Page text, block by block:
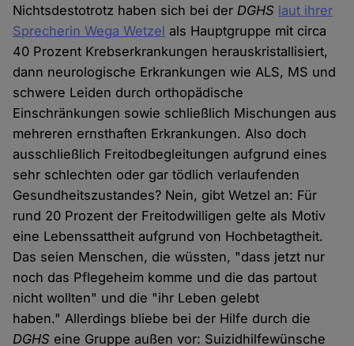
Nichtsdestotrotz haben sich bei derDGHS laut ihrer
Sprecherin Wega Wetzel als Hauptgruppe mit circa
40 Prozent Krebserkrankungen herauskristallisiert,
dann neurologische Erkrankungen wie ALS, MS und
schwere Leiden durch orthopädische
Einschränkungen sowie schließlich Mischungen aus
mehreren ernsthaften Erkrankungen. Also doch
ausschließlich Freitodbegleitungen aufgrund eines
sehr schlechten oder gar tödlich verlaufenden
Gesundheitszustandes? Nein, gibt Wetzel an: Für
rund 20 Prozent der Freitodwilligen gelte als Motiv
eine Lebenssattheit aufgrund von Hochbetagtheit.
Das seien Menschen, die wüssten, "dass jetzt nur
noch das Pflegeheim komme und die das partout
nicht wollten" und die "ihr Leben gelebt
haben." Allerdings bliebe bei der Hilfe durch die
DGHS eine Gruppe außen vor: Suizidhilfewünsche